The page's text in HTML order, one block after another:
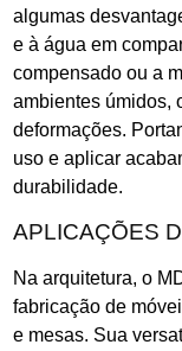
algumas
e à água em
compensado ou a
ambientes úmidos,
deformações.
uso e aplicar
durabilidade.
APLICAÇÕES
Na arquitetura, o
fabricação de
e mesas. Sua